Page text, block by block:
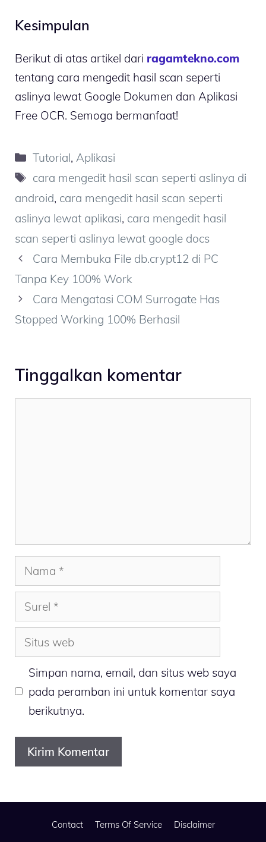
Kesimpulan
Berikut di atas artikel dari ragamtekno.com
tentang cara mengedit hasil scan seperti
aslinya lewat Google Dokumen dan Aplikasi
Free OCR. Semoga bermanfaat!
Kategori
Tutorial, Aplikasi
Tag
cara mengedit hasil scan seperti aslinya di
android, cara mengedit hasil scan seperti
aslinya lewat aplikasi, cara mengedit hasil
scan seperti aslinya lewat google docs
Cara Membuka File db.crypt12 di PC
Tanpa Key 100% Work
Cara Mengatasi COM Surrogate Has
Stopped Working 100% Berhasil
Tinggalkan komentar
Nama
Surel
Situs
web
Simpan nama, email, dan situs web saya
pada peramban ini untuk komentar saya
berikutnya.
Contact Terms Of Service Disclaimer